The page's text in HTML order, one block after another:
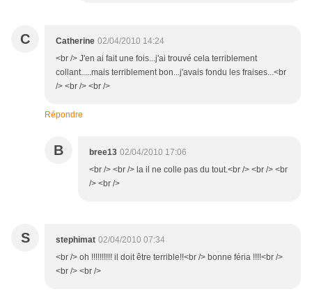
C Catherine 02/04/2010 14:24
<br /> J'en ai fait une fois...j'ai trouvé cela terriblement
collant.....mais terriblement bon...j'avais fondu les fraises...<br
/> <br /> <br />
Répondre
B bree13 02/04/2010 17:06
<br /> <br /> la il ne colle pas du tout.<br /> <br /> <br
/> <br />
S stephimat 02/04/2010 07:34
<br /> oh !!!!!!!!!! il doit être terrible!!<br /> bonne féria !!!!<br />
<br /> <br />